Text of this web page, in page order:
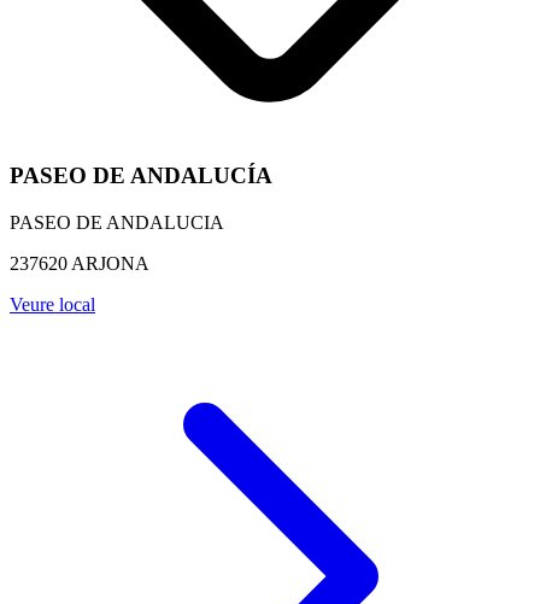
PASEO DE ANDALUCÍA
PASEO DE ANDALUCIA
237620 ARJONA
Veure local